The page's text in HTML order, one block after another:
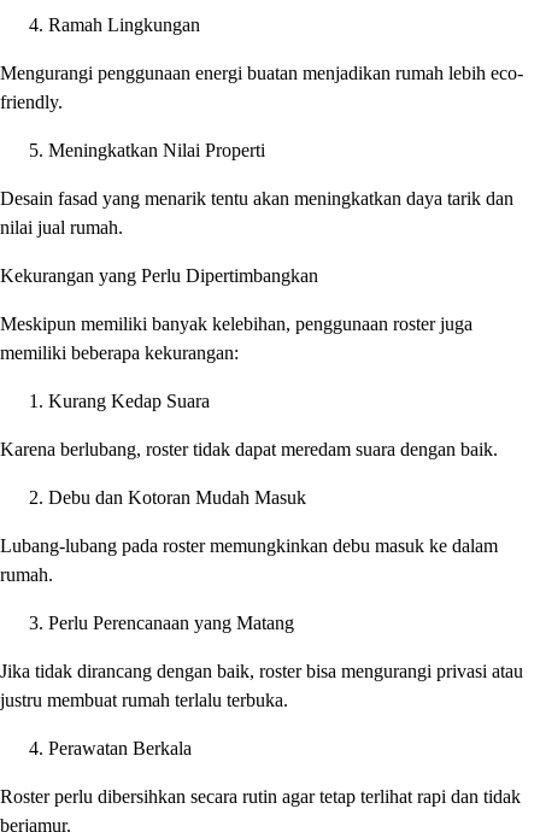
Ramah Lingkungan
Mengurangi penggunaan energi buatan menjadikan rumah lebih eco-
friendly.
Meningkatkan Nilai Properti
Desain fasad yang menarik tentu akan meningkatkan daya tarik dan
nilai jual rumah.
Kekurangan yang Perlu Dipertimbangkan
Meskipun memiliki banyak kelebihan, penggunaan roster juga
memiliki beberapa kekurangan:
Kurang Kedap Suara
Karena berlubang, roster tidak dapat meredam suara dengan baik.
Debu dan Kotoran Mudah Masuk
Lubang-lubang pada roster memungkinkan debu masuk ke dalam
rumah.
Perlu Perencanaan yang Matang
Jika tidak dirancang dengan baik, roster bisa mengurangi privasi atau
justru membuat rumah terlalu terbuka.
Perawatan Berkala
Roster perlu dibersihkan secara rutin agar tetap terlihat rapi dan tidak
berjamur.